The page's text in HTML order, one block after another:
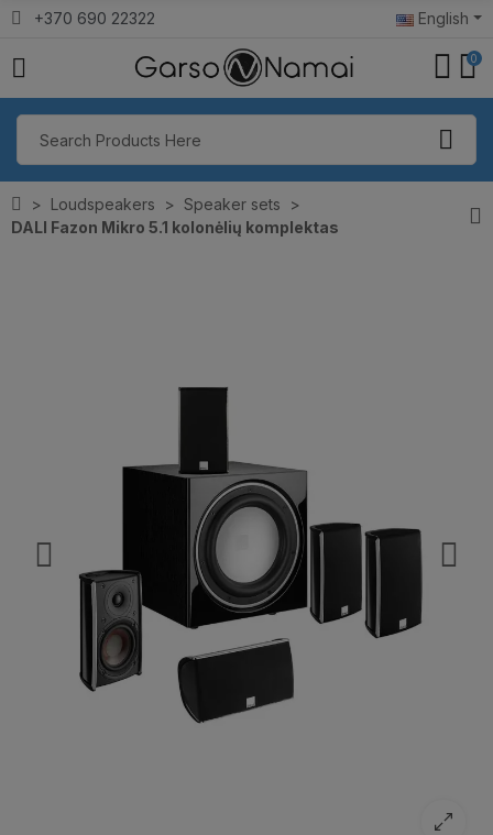
+370 690 22322 English
0
Loudspeakers
Speaker sets
DALI Fazon Mikro 5.1 kolonėlių komplektas